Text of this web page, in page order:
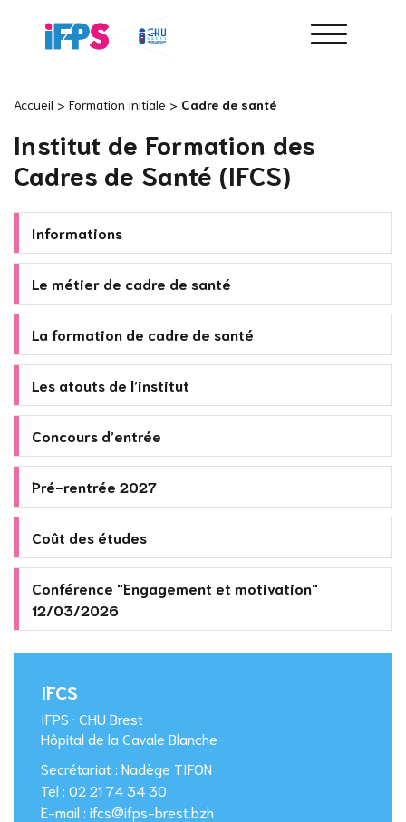
Accueil > Formation initiale > Cadre de santé
Institut de Formation des
Cadres de Santé (IFCS)
Informations
Le métier de cadre de santé
La formation de cadre de santé
Les atouts de l’institut
Concours d’entrée
Pré-rentrée 2027
Coût des études
Conférence "Engagement et motivation"
12/03/2026
IFCS
IFPS · CHU Brest
Hôpital de la Cavale Blanche
Secrétariat : Nadège TIFON
Tel : 02 21 74 34 30
E-mail : ifcs@ifps-brest.bzh